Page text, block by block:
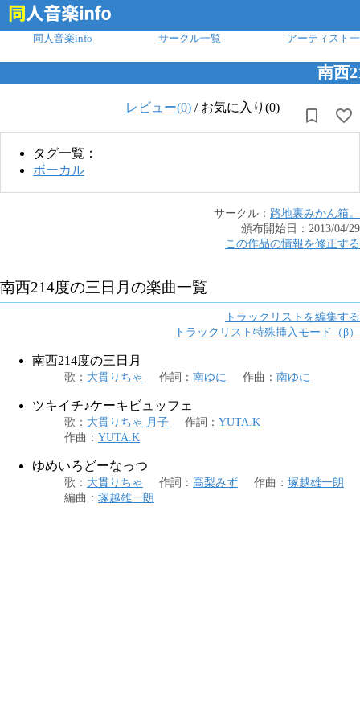
同人音楽info サークル一覧 アーティスト
南西
レビュー(0) / お気に入り(0)
タグ一覧：
ボーカル
サークル： 路地裏みかん箱。
頒布開始日： 2013/04/29
この作品の情報を修正する
南西214度の三日月 の楽曲一覧
トラックリストを編集する
トラックリスト特殊挿入モード（β）
南西214度の三日月
歌 ： 大貫りちゃ 作詞 ： 南ゆに 作曲 ： 南ゆに
ツキイチ♪ケーキビュッフェ
歌 ： 大貫りちゃ 月子 作詞 ： YUTA.K
作曲 ： YUTA.K
ゆめいろどーなっつ
歌 ： 大貫りちゃ 作詞 ： 高梨みず 作曲 ： 塚越雄一朗
編曲 ： 塚越雄一朗